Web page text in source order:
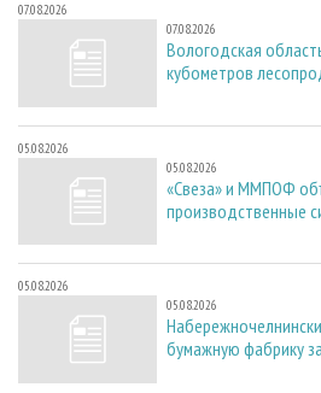
07.08.2026
07.08.2026
Вологодская
кубометров
05.08.2026
05.08.2026
«Свеза» и ММПОФ
производственные
05.08.2026
05.08.2026
бумажную фабрику